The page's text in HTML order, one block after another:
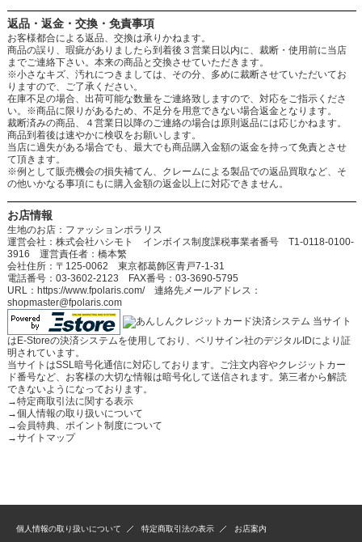
返品・返金・交換・免責事項
お客様都合による返品、交換は承りかねます。
商品の誤り、瑕疵がありましたら到着後３営業日以内に、裁断・使用前に当店
までご連絡下さい。本来の商品と交換させていただきます。
※小さなキズ、汚れにつきましては、その分、多めに裁断させていただいてお
りますので、ご了承ください。
在庫不足の場合、出荷可能な数量をご連絡致しますので、対応をご指示くださ
い。※商品に限りがあるため、不足分を用意できない場合返金となります。
裁断済みの商品、４営業日以降のご連絡の場合は原則返品には応じかねます。
商品到着後は速やかに検収をお願いします。
当店に過失がある場合でも、最大でも商品購入金額の返金を持って免責とさせ
て頂きます。
※例として販売機会の損失補てん、クレームによる製品での返品買取など、そ
の他いかなる事項にもに購入金額の返金以上に対応できません。
お店情報
生地のお店：ファッションポラリス
運営会社：株式会社ハシモト インボイス制度課税事業者番号 T1-0118-0100-
3916 運営責任者：橋本繁
会社住所：〒125-0062 東京都葛飾区青戸7-1-31
電話番号：03-3602-2123 FAX番号：03-3690-5795
URL：https://www.fpolaris.com/ 連絡先メールアドレス：
shopmaster@fpolaris.com
当サイト
はE-Storeの決済システムを使用しており、ベリサイン社のデジタルIDにより証
明されています。
当サイトはSSL暗号化通信に対応しております。ご注文内容やクレジットカー
ド番号など、お客様の大切な情報は暗号化して送信されます。第三者から解読
できないようになっております。
→特定商取引法に関する表示
→個人情報の取り扱いについて
→会員特典、ポイント制度について
→サイトマップ
個人情報の取り扱いについて 特定商取引法の表示 お店案内